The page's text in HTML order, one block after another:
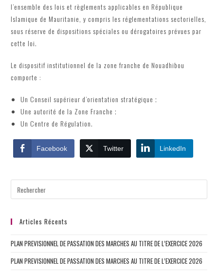
l’ensemble des lois et règlements applicables en République
Islamique de Mauritanie, y compris les réglementations sectorielles,
sous réserve de dispositions spéciales ou dérogatoires prévues par
cette loi.
Le dispositif institutionnel de la zone franche de Nouadhibou
comporte :
Un Conseil supérieur d’orientation stratégique ;
Une autorité de la Zone Franche ;
Un Centre de Régulation.
Facebook Twitter LinkedIn
Articles Récents
PLAN PREVISIONNEL DE PASSATION DES MARCHES AU TITRE DE L’EXERCICE 2026
PLAN PREVISIONNEL DE PASSATION DES MARCHES AU TITRE DE L’EXERCICE 2026